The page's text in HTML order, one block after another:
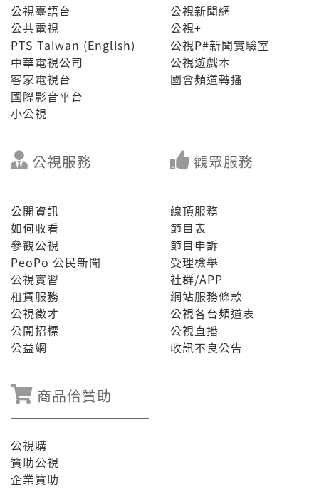
公視臺語台
公共電視
PTS Taiwan (English)
中華電視公司
客家電視台
國際影音平台
小公視
公視新聞網
公視+
公視P#新聞實驗室
公視遊戲本
國會頻道轉播
公視服務
公開資訊
如何收看
參觀公視
PeoPo 公民新聞
公視實習
租賃服務
公視徵才
公開招標
公益網
觀眾服務
線頂服務
節目表
節目申訴
受理檢舉
社群/APP
網站服務條款
公視各台頻道表
公視直播
收訊不良公告
商品佮贊助
公視購
贊助公視
企業贊助